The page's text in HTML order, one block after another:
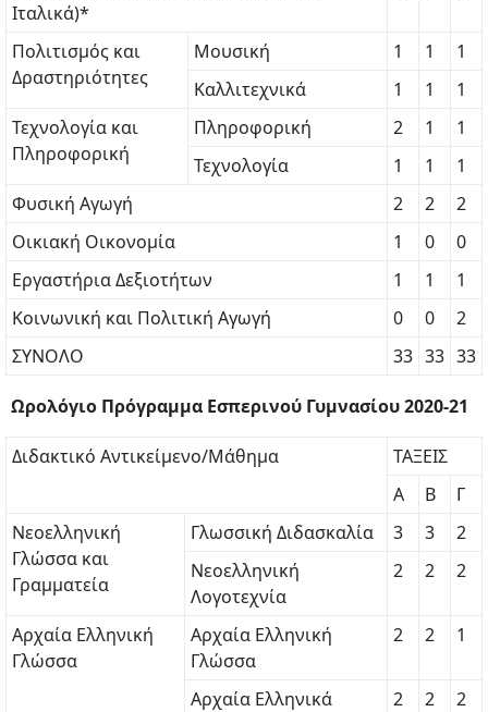
Ιταλικά)*
Πολιτισμός και
Δραστηριότητες
Μουσική 1 1
1
Καλλιτεχνικά
1 1
1
Τεχνολογία και
Πληροφορική
Πληροφορική 2 1
1
Τεχνολογία
1 1
1
Φυσική Αγωγή
2 2
2
Οικιακή Οικονομία
1 0
0
Εργαστήρια Δεξιοτήτων
1 1
1
Κοινωνική και Πολιτική Αγωγή
0 0
2
ΣΥΝΟΛΟ
33 33 33
Ωρολόγιο Πρόγραμμα Εσπερινού Γυμνασίου 2020-21
Διδακτικό Αντικείμενο/Μάθημα
ΤΑΞΕΙΣ
Α
Β
Γ
Νεοελληνική
Γλώσσα και
Γραμματεία
Γλωσσική Διδασκαλία 3 3
2
Νεοελληνική
Λογοτεχνία
2 2 2
Αρχαία Ελληνική
Γλώσσα
Αρχαία Ελληνική
Γλώσσα
2 2 1
Αρχαία Ελληνικά
2 2 2